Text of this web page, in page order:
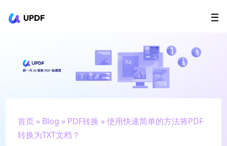
UPDF
AI Agents
政企采购
升级会员
首页 » Blog » PDF转换 » 使用快速简单的方法将PDF
转换为TXT文档？